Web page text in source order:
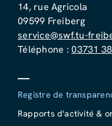
14, rue Agricola
09599 Freiberg
service@swf.tu-
Téléphone :03731
Registre de
Rapports d'activité &